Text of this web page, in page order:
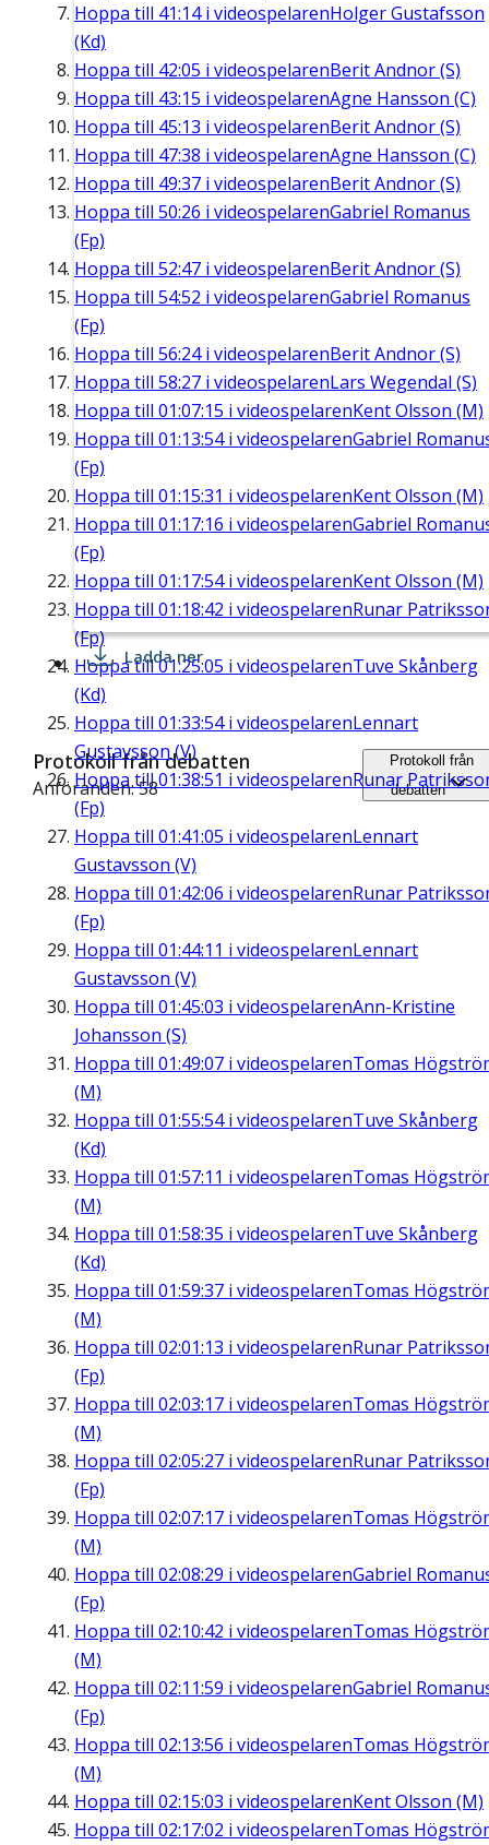
Hoppa till 41:14i videospelarenHolger Gustafsson
(Kd)
Hoppa till 42:05 i videospelarenBerit Andnor (S)
Hoppa till 43:15 i videospelarenAgne Hansson (C)
Hoppa till 45:13 i videospelarenBerit Andnor (S)
Hoppa till 47:38 i videospelarenAgne Hansson (C)
Hoppa till 49:37 i videospelarenBerit Andnor (S)
Hoppa till 50:26 i videospelarenGabriel Romanus
(Fp)
Hoppa till 52:47 i videospelarenBerit Andnor (S)
Hoppa till 54:52 i videospelarenGabriel Romanus
(Fp)
Hoppa till 56:24i videospelarenBerit Andnor (S)
Hoppa till 58:27 i videospelarenLars Wegendal (S)
Hoppa till 01:07:15 i videospelarenKent Olsson (M)
Hoppa till 01:13:54i videospelarenGabriel
(Fp)
Hoppa till 01:15:31 i videospelarenKent Olsson (M)
Hoppa till 01:17:16 i videospelarenGabriel
(Fp)
Hoppa till 01:17:54i videospelarenKent Olsson (M)
Hoppa till 01:18:42 i videospelarenRunar
(Fp)
Hoppa till01:25:05 i videospelarenTuve Skånberg
(Kd)
Hoppa till 01:33:54i videospelarenLennart
Gustavsson (V)
Hoppa till01:38:51 i videospelarenRunar
(Fp)
Hoppa till 01:41:05 i videospelarenLennart
Gustavsson (V)
Hoppa till 01:42:06 i videospelarenRunar
(Fp)
Hoppa till 01:44:11 i videospelarenLennart
Gustavsson (V)
Hoppa till 01:45:03 i videospelarenAnn-Kristine
Johansson (S)
Hoppa till 01:49:07 i videospelarenTomas
(M)
Hoppa till 01:55:54i videospelarenTuve Skånberg
(Kd)
Hoppa till 01:57:11 i videospelarenTomas
(M)
Hoppa till 01:58:35 i videospelarenTuve Skånberg
(Kd)
Hoppa till 01:59:37 i videospelarenTomas
(M)
Hoppa till 02:01:13 i videospelarenRunar
(Fp)
Hoppa till 02:03:17 i videospelarenTomas
(M)
Hoppa till 02:05:27 i videospelarenRunar
(Fp)
Hoppa till 02:07:17 i videospelarenTomas
(M)
Hoppa till 02:08:29 i videospelarenGabriel
(Fp)
Hoppa till 02:10:42 i videospelarenTomas
(M)
Hoppa till 02:11:59 i videospelarenGabriel
(Fp)
Hoppa till 02:13:56 i videospelarenTomas
(M)
Hoppa till 02:15:03 i videospelarenKent Olsson (M)
Hoppa till 02:17:02 i videospelarenTomas
Ladda ner
Protokoll från debatten
Anföranden: 58
Protokoll från
debatten